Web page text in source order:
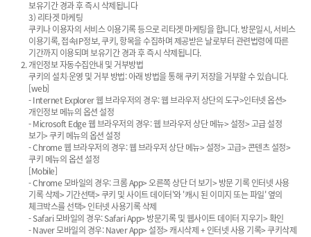
보유기간 경과 후 즉시 삭제됩니다
3) 리타겟 마케팅
쿠키나 이용자의 서비스 이용기록 등으로 리타겟 마케팅을 합니다. 방문일시, 서비스
이용기록, 접속IP정보, 쿠키, 항목을 수집하며 제공받은 날로부터 관련법령에 따른
기간까지 이용되며 보유기간 경과 후 즉시 삭제됩니다.
개인정보 자동수집안내 및 거부방법
쿠키의 설치∙운영 및 거부 방법: 아래 방법을 통해 쿠키 저장을 거부할 수 있습니다.
[web]
- Internet Explorer 웹 브라우저의 경우: 웹 브라우저 상단의 도구>인터넷 옵션>
개인정보 메뉴의 옵션 설정
- Microsoft Edge 웹 브라우저의 경우: 웹 브라우저 상단 메뉴> 설정> 고급 설정
보기> 쿠키 메뉴의 옵션 설정
- Chrome 웹 브라우저의 경우: 웹 브라우저 상단 메뉴> 설정> 고급> 콘텐츠 설정>
쿠키 메뉴의 옵션 설정
[Mobile]
- Chrome 모바일의 경우: 크롬 App> 오른쪽 상단 더 보기> 방문 기록 인터넷 사용
기록 삭제> 기간선택> 쿠키 및 사이트 데이터'와 '캐시 된 이미지 또는 파일' 옆의
체크박스를 선택> 인터넷 사용기록 삭제
- Safari 모바일의 경우: Safari App> 방문기록 및 웹사이트 데이터 지우기> 확인
- Naver 모바일의 경우: Naver App> 설정> 캐시삭제 + 인터넷 사용 기록> 쿠키삭제